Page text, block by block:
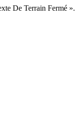
De Terrain Fermé ».